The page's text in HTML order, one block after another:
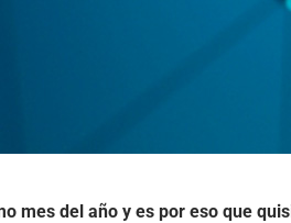
mes del año y es por eso que